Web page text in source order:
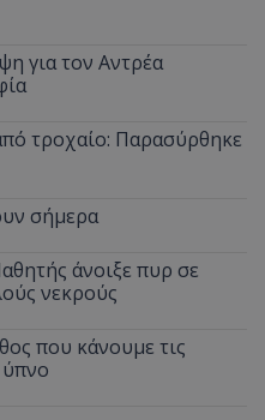
για τον Αντρέα
τροχαίο: Παρασύρθηκε
σήμερα
άνοιξε πυρ σε
νεκρούς
που κάνουμε τις
ύπνο